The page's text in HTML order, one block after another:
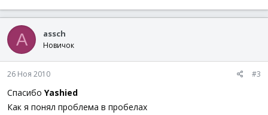
A assch
Новичок
26 Ноя 2010 #3
Спасибо Yashied
Как я понял проблема в пробелах